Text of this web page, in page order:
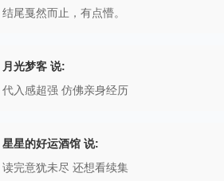
结尾戛然而止，有点懵。
月光梦客 说:
代入感超强 仿佛亲身经历
星星的好运酒馆 说:
读完意犹未尽 还想看续集